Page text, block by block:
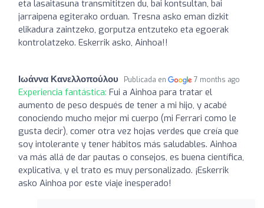
eta lasaitasuna transmititzen du, bai kontsultan, bai
jarraipena egiterako orduan. Tresna asko eman dizkit
elikadura zaintzeko, gorputza entzuteko eta egoerak
kontrolatzeko. Eskerrik asko, Ainhoa!!
Ιωάννα Κανελλοπούλου Publicada en 7 months ago
Experiencia fantástica: Fui a Ainhoa para tratar el
aumento de peso después de tener a mi hijo, y acabé
conociendo mucho mejor mi cuerpo (mi Ferrari como le
gusta decir), comer otra vez hojas verdes que creía que
soy intolerante y tener hábitos más saludables. Ainhoa
va más allá de dar pautas o consejos, es buena científica,
explicativa, y el trato es muy personalizado. ¡Eskerrik
asko Ainhoa por este viaje inesperado!